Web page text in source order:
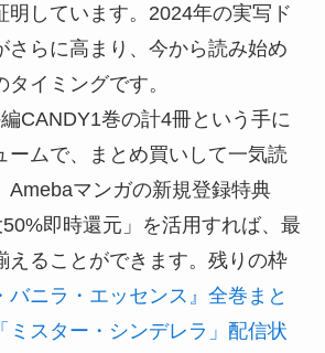
明しています。2024年の実写ド
さらに高まり、今から読み始め
イミングです。
CANDY1巻の計4冊という手に
ームで、まとめ買いして一気読
Amebaマンガの新規登録特典
50%即時還元」を活用すれば、最
えることができます。残りの枠
バニラ・エッセンス』全巻まと
「ミスター・シンデレラ」配信状